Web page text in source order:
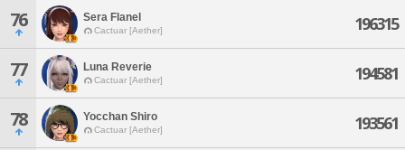
76 Sera Flanel
Cactuar [Aether] 196315
77 Luna Reverie
Cactuar [Aether] 194581
78 Yocchan Shiro
Cactuar [Aether] 193561